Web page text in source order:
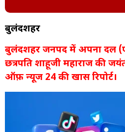
बुलंदशहर
बुलंदशहर जनपद में अपना दल
छत्रपति शाहूजी महाराज की
ऑफ़ न्यूज 24 की खास रिपोर्ट।